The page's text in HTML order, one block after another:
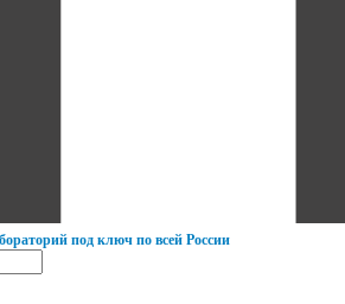
под ключ по всей России